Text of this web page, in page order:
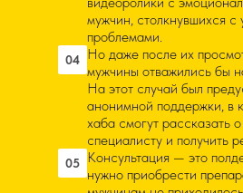
мужчин, столкнувшихся с
проблемами.
04 Но даже после их
мужчины отважились бы
На этот случай был
анонимной поддержки, в
хаба смогут рассказать
специалисту и получить
05
Консультация — это
нужно приобрести